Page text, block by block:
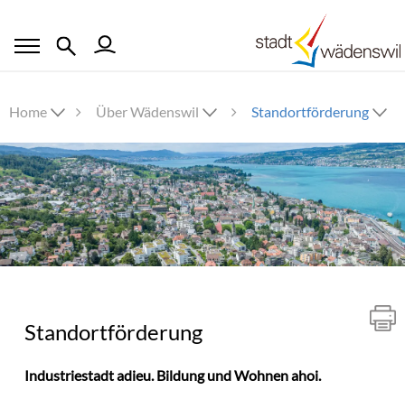
Home Über Wädenswil Standortförderung
Standortförderung
Industriestadt adieu. Bildung und Wohnen ahoi.